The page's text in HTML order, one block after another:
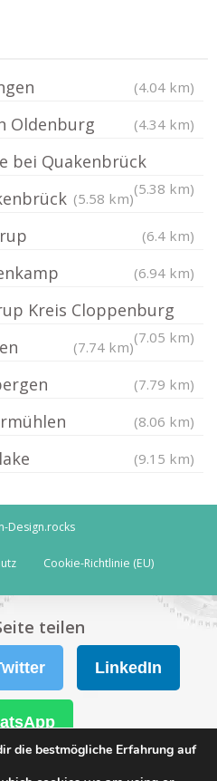
(4.04 km)
Oldenburg (4.34 km)
bei Quakenbrück
(5.38 km)
(5.58 km)
(6.4 km)
(6.94 km)
Kreis Cloppenburg
(7.05 km)
(7.74 km)
(7.79 km)
(8.06 km)
(9.15 km)
Design.rocks
Cookie-Richtlinie (EU)
die bestmögliche Erfahrung auf
teilen
LinkedIn